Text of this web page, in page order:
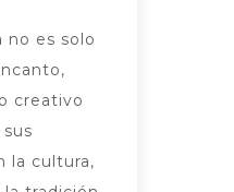
no es solo
creativo
la cultura,